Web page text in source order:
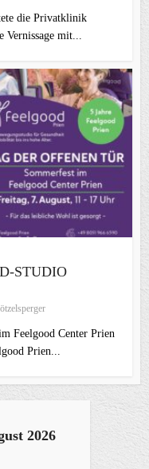
die Privatklinik
Vernissage mit...
STUDIO
Feelgood Center Prien
Prien...
2026